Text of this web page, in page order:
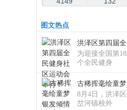
论
图文热点
洪泽区第四届全
为迎接全国第18
个全民健身
古稀挥毫绘童梦
8月4日，洪泽区
岔河镇校外